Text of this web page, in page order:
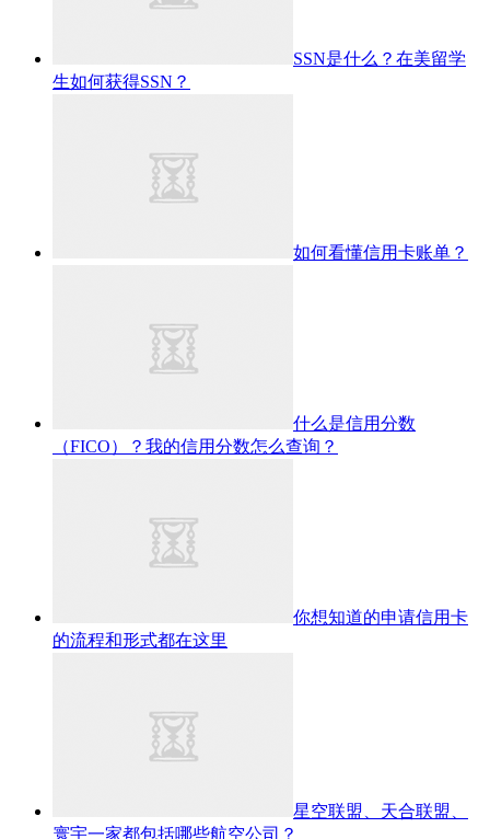
SSN是什么？在美留学
生如何获得SSN？
如何看懂信用卡账单？
什么是信用分数
（FICO）？我的信用分数怎么查询？
你想知道的申请信用卡
的流程和形式都在这里
星空联盟、天合联盟、
寰宇一家都包括哪些航空公司？